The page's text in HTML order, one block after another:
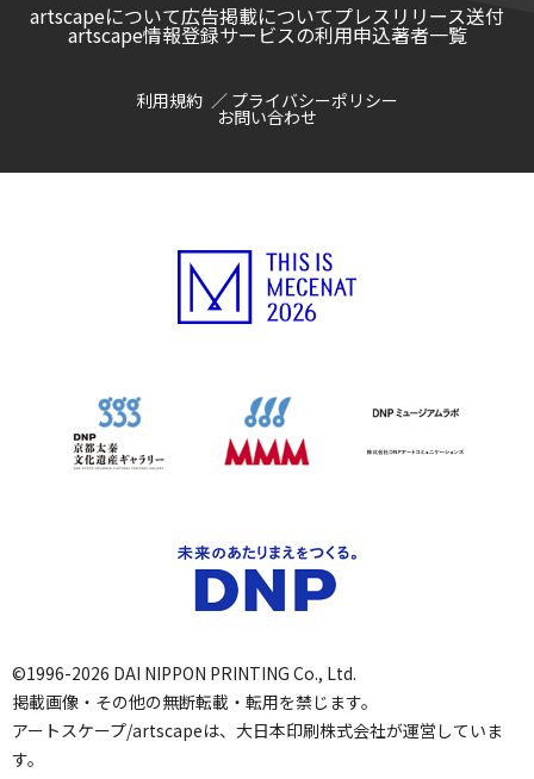
artscapeについて広告掲載についてプレスリリース送付
artscape情報登録サービスの利用申込著者一覧
利用規約 プライバシーポリシー
お問い合わせ
©1996-2026 DAI NIPPON PRINTING Co., Ltd.
掲載画像・その他の無断転載・転用を禁じます。
アートスケープ/artscapeは、大日本印刷株式会社が運営していま
す。